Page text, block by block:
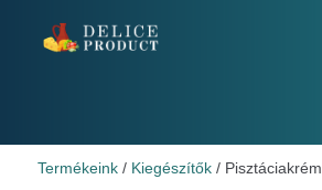
Termékeink/ Kiegészítők/ Pisztáciakrém